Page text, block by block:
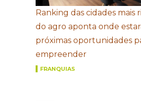
Ranking das cidades mais
do agro aponta onde
próximas oportunidades
empreender
FRANQUIAS